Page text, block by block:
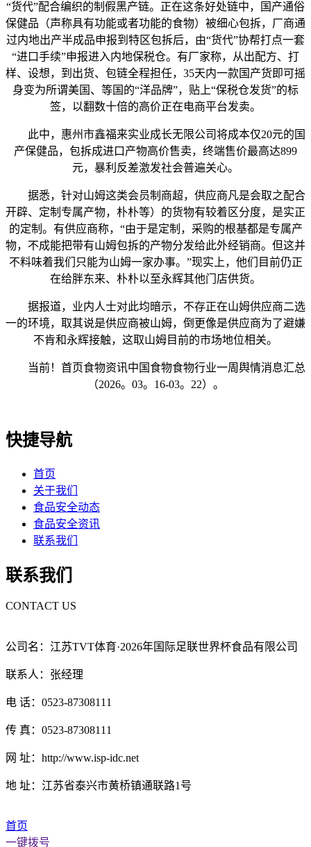
“货代”配合编织的制假黑产链。正在这条好处链中，国产通俗
保健品（声称具有功能或者功能的食物）被细心包拆，厂商通
过内地出产半成品申报到特区包拆后，由“货代”协帮打点一套
“进口手续”申报进入内地保税仓。有厂家称，从出配方、打
样、设想，到出货、包链全程担任，35天内一款国产货即可摇
身变为所谓美国、等国的“洋品牌”，贴上“保税仓发货”的标
签，以翻数十倍的高价正在电商平台发卖。
此中，惠州市鑫福来实业成长无限公司将成本仅20元的国
产保健品，包拆成进口产物高价售卖，终端售价最高达899
元，暴利反差激发社会普遍关心。
据悉，针对山姆这类会员制商超，供应商凡是会取之配合
开辟、定制专属产物，朴朴等）的货物有较着区分度，是实正
的定制。有供应商称，“由于是定制，采购的根基都是专属产
物，不成能把带有山姆包拆的产物分发给此外经销商。但这并
不料味着我们只能为山姆一家办事。”现实上，他们目前仍正
在给胖东来、朴朴以至永辉其他门店供货。
据报道，业内人士对此均暗示，不存正在山姆供应商二选
一的环境，取其说是供应商被山姆，倒更像是供应商为了避嫌
不肯和永辉接触，这取山姆目前的市场地位相关。
当前！首页食物资讯中国食物食物行业一周舆情消息汇总
（2026。03。16-03。22）。
快捷导航
首页
关于我们
食品安全动态
食品安全资讯
联系我们
联系我们
CONTACT US
公司名：江苏TVT体育·2026年国际足联世界杯食品有限公司
联系人：张经理
电 话：0523-87308111
传 真：0523-87308111
网 址：http://www.isp-idc.net
地 址：江苏省泰兴市黄桥镇通联路1号
首页
一键拨号